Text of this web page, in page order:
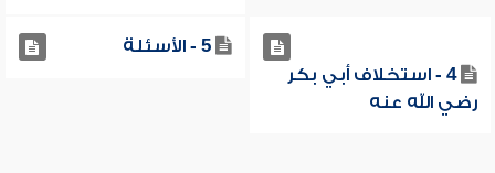
4 - استخلاف أبي بكر
رضي الله عنه
5 - الأسئلة